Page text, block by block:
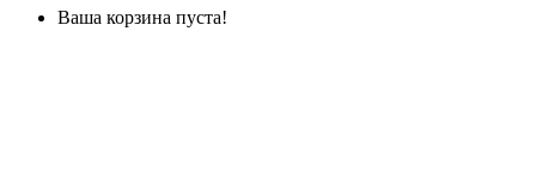
Ваша корзина пуста!